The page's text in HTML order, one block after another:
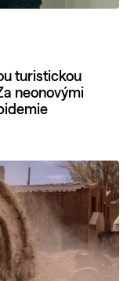
turistickou
neonovými